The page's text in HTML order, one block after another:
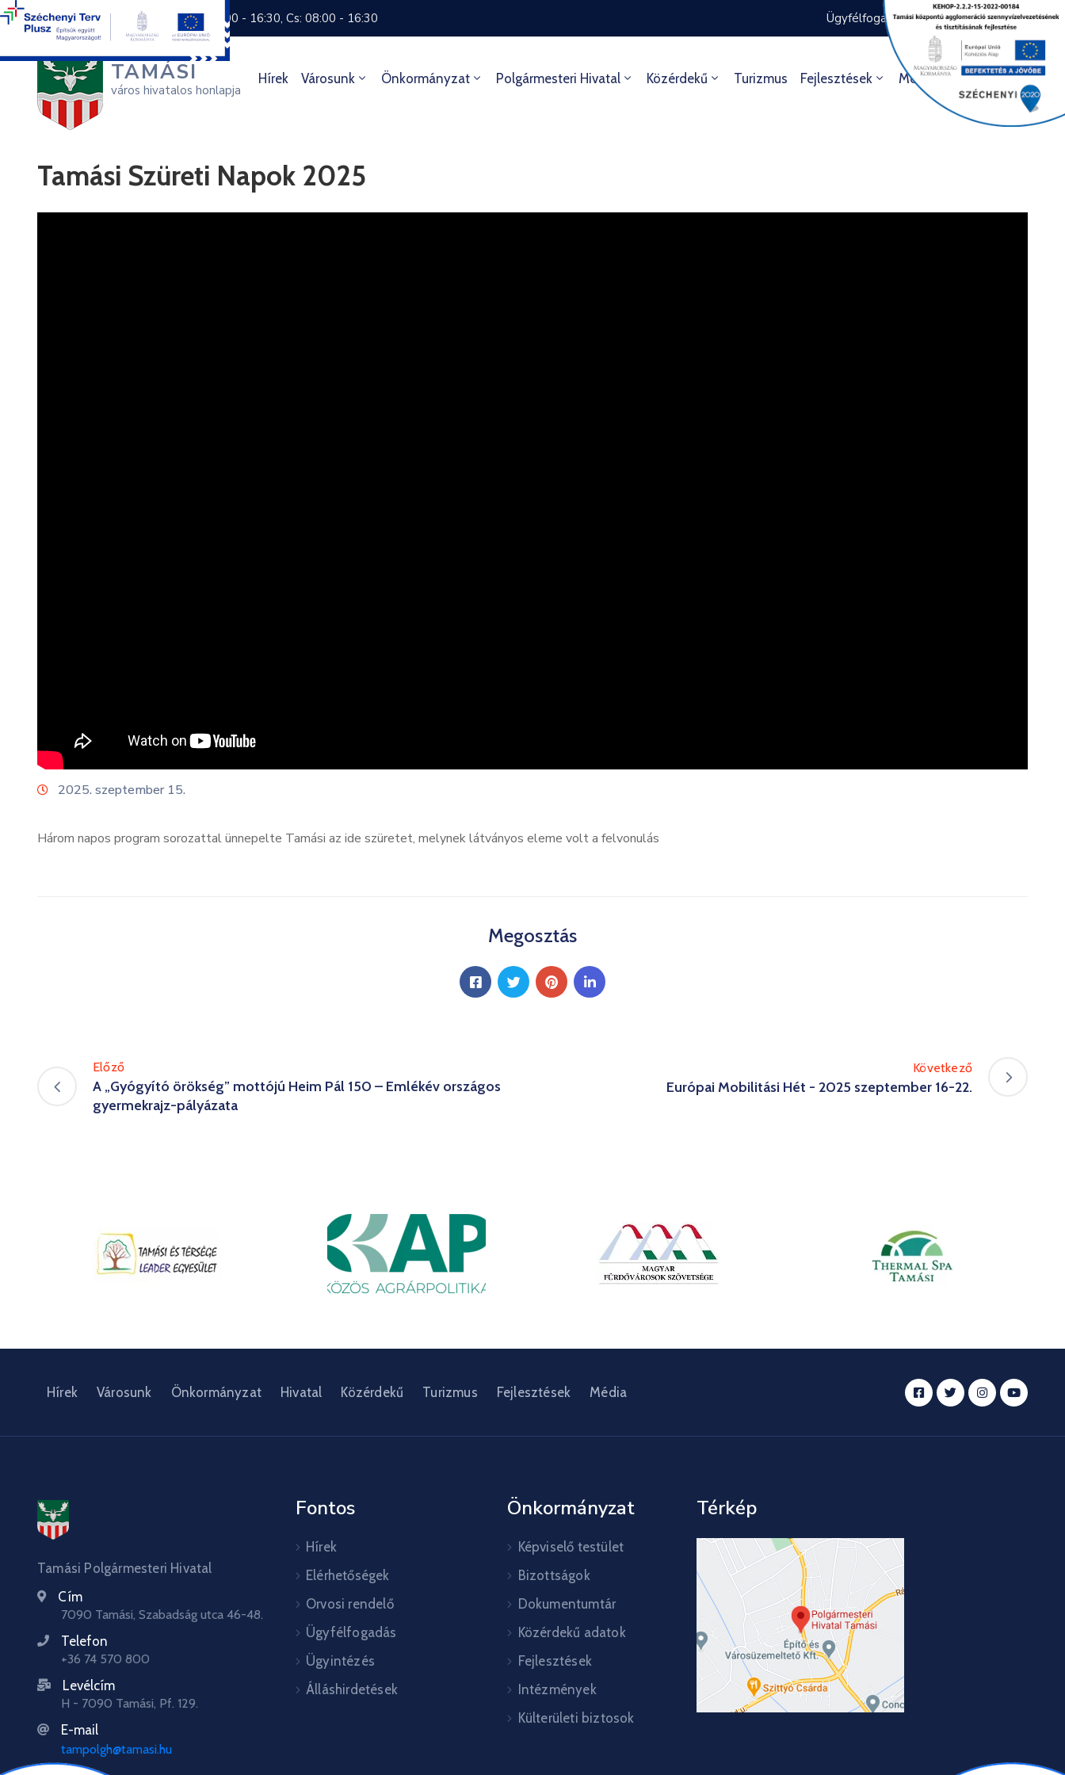
+36 74 570 800 H: 8:00 - 16:30, Cs: 08:00 - 16:30 Ügyfélfogadás rendje Ügyintézés
TAMÁSI
város hivatalos honlapja
Hírek Városunk Önkormányzat Polgármesteri Hivatal Közérdekű Turizmus Fejlesztések Média Kultúra
Tamási Szüreti Napok 2025
2025. szeptember 15.
Három napos program sorozattal ünnepelte Tamási az ide szüretet, melynek látványos eleme volt a felvonulás
Megosztás
Előző
A „Gyógyító örökség” mottójú Heim Pál 150 – Emlékév országos
gyermekrajz-pályázata
Következő
Európai Mobilitási Hét - 2025 szeptember 16-22.
Hírek Városunk Önkormányzat Hivatal Közérdekű Turizmus Fejlesztések Média
Tamási Polgármesteri Hivatal
Cím
7090 Tamási, Szabadság utca 46-48.
Telefon
+36 74 570 800
Levélcím
H - 7090 Tamási, Pf. 129.
E-mail
tampolgh@tamasi.hu
Fontos
Hírek
Elérhetőségek
Orvosi rendelő
Ügyfélfogadás
Ügyintézés
Álláshirdetések
Önkormányzat
Képviselő testület
Bizottságok
Dokumentumtár
Közérdekű adatok
Fejlesztések
Intézmények
Külterületi biztosok
Térkép